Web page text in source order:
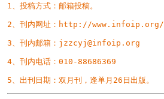
1、 投稿方式：邮箱投稿。
2、刊内网址： http://www.infoip.org/
3、刊内邮箱： jzzcyj@infoip.org
4、刊内电话： 010-88686369
5、出刊日期：双月刊，逢单月 26 日出版。